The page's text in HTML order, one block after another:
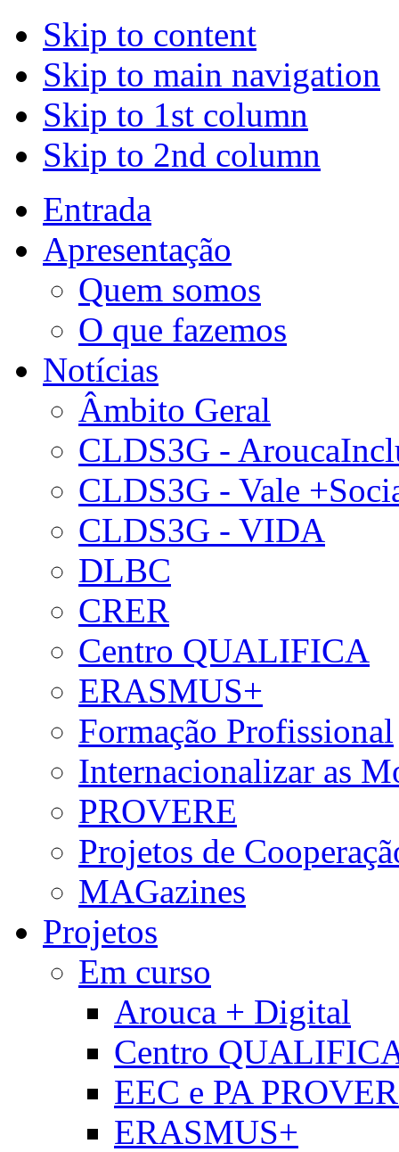
Skip to content
Skip to main navigation
Skip to 1st column
Skip to 2nd column
Entrada
Apresentação
Quem somos
O que fazemos
Notícias
Âmbito Geral
CLDS3G -
CLDS3G - Vale
CLDS3G - VIDA
DLBC
CRER
Centro QUALIFICA
ERASMUS+
Formação Profissional
Internacionalizar as
PROVERE
Projetos de
MAGazines
Projetos
Em curso
Arouca + Digital
Centro
EEC e PA
ERASMUS+